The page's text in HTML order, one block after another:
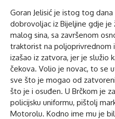
Goran Jelisić je istog tog
dobrovoljac iz Bijeljine gdje
malog sina, sa završenom
traktorist na poljoprivrednom
izašao iz zatvora, jer je služio
čekova. Volio je novac, to se
sve što je mogao od
što je i osuđen. U Brčkom je
policijsku uniformu, pištolj
Motorolu. Kodno ime mu je